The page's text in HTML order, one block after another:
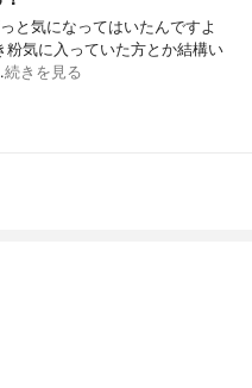
と気になってはいたんですよ
粉気に入っていた方とか結構い
続きを見る